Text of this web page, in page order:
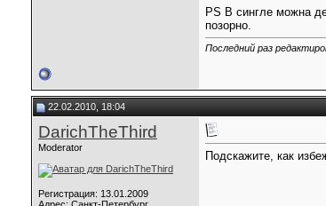
PS В сингле можна
позорно.
Последний раз
22.02.2010, 18:04
DarichTheThird
Moderator
Регистрация: 13.01.2009
Подскажите, как